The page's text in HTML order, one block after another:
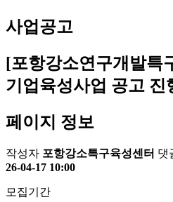
사업공고
[포항강소연구개발특
기업육성사업 공고 진
페이지 정보
작성자 포항강소특구육성센터 댓
26-04-17 10:00
모집기간